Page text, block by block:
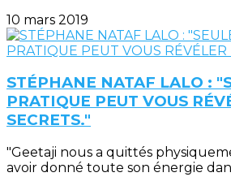
10 mars 2019
STÉPHANE NATAF LALO :
PRATIQUE PEUT VOUS
SECRETS."
"Geetaji nous a quittés
avoir donné toute son énergie